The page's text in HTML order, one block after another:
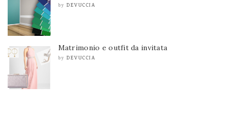
by DEVUCCIA
Matrimonio e outfit da invitata
by DEVUCCIA